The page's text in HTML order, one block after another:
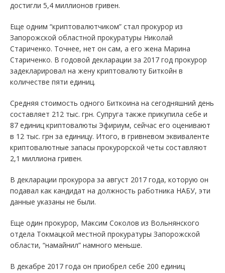
достигли 5,4 миллионов гривен.
Еще одним “криптовалютчиком” стал прокурор из
Запорожской областной прокуратуры Николай
Стариченко. Точнее, нет он сам, а его жена Марина
Стариченко. В годовой декларации за 2017 год прокурор
задекларировал на жену криптовалюту Биткойн в
количестве пяти единиц.
Средняя стоимость одного Биткоина на сегодняшний день
составляет 212 тыс. грн. Супруга также прикупила себе и
87 единиц криптовалюты Эфириум, сейчас его оценивают
в 12 тыс. грн за единицу. Итого, в гривневом эквиваленте
криптовалютные запасы прокурорской четы составляют
2,1 миллиона гривен.
В декларации прокурора за август 2017 года, которую он
подавал как кандидат на должность работника НАБУ, эти
данные указаны не были.
Еще один прокурор, Максим Соколов из Вольнянского
отдела Токмацкой местной прокуратуры Запорожской
области, “намайнил” намного меньше.
В декабре 2017 года он приобрел себе 200 единиц